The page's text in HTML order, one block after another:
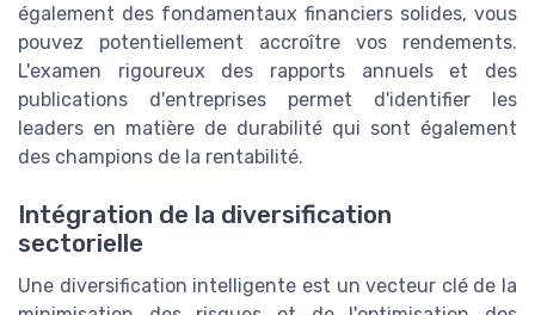
également des fondamentaux financiers solides, vous
pouvez potentiellement accroître vos rendements.
L'examen rigoureux des rapports annuels et des
publications d'entreprises permet d'identifier les
leaders en matière de durabilité qui sont également
des champions de la rentabilité.
Intégration de la diversification
sectorielle
Une diversification intelligente est un vecteur clé de la